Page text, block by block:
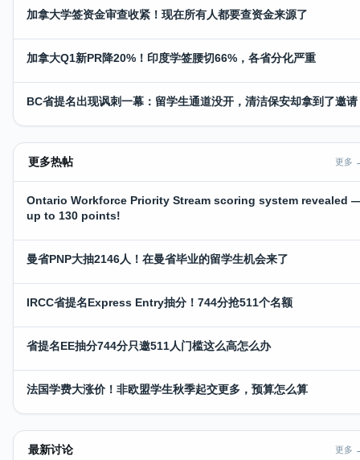
加拿大学签资金审查收紧！现在所有人都要查资金来源了
加拿大Q1新PR降20%！印度学签腰切66%，各省分化严重
BC省提名出现讽刺一幕：留学生通道没开，清洁保安却拿到了邀请
更多热帖 更多
Ontario Workforce Priority Stream scoring system revealed
up to 130 points!
曼省PNP大抽2146人！在曼省毕业的留学生机会来了
IRCC省提名Express Entry抽分！744分抢511个名额
省提名EE抽分744分只邀511人门槛这么高怎么办
法国学费大涨价！非欧盟学生秋季起交更多，预算怎么算
最新讨论 更多